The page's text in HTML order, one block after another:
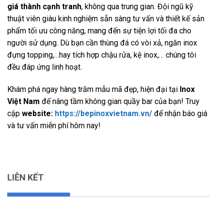
giá thành cạnh tranh, không qua trung gian. Đội ngũ kỹ
thuật viên giàu kinh nghiệm sẵn sàng tư vấn và thiết kế sản
phẩm tối ưu công năng, mang đến sự tiện lợi tối đa cho
người sử dụng. Dù bạn cần thùng đá có vòi xả, ngăn inox
đựng topping,…hay tích hợp chậu rửa, kệ inox,… chúng tôi
đều đáp ứng linh hoạt.
Khám phá ngay hàng trăm mẫu mã đẹp, hiện đại tại Inox
Việt Nam để nâng tầm không gian quầy bar của bạn! Truy
cập website: https://bepinoxvietnam.vn/ để nhận báo giá
và tư vấn miễn phí hôm nay!
LIÊN KẾT